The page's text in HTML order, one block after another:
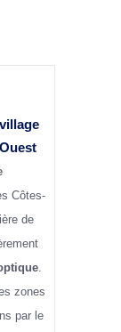
Côtes-
de
.
zones
par le